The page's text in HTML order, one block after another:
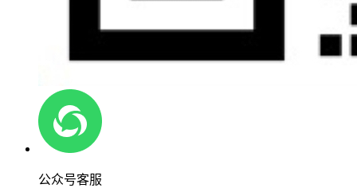
公众号客服